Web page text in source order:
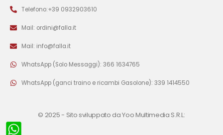
Telefono:+39 0932903610
Mail: ordini@falla.it
Mail: info@falla.it
WhatsApp (Solo Messaggi): 366 1634765
WhatsApp (ganci traino e ricambi Gasolone): 339 1414550
© 2025 - Sito sviluppato da Yoo Multimedia S.R.L: